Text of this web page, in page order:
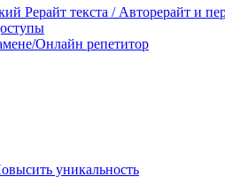
Рерайт текста / Авторерайт и
Онлайн репетитор
уникальность